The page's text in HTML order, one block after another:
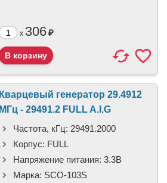
x 306₽
Кварцевый генератор 29.4912
МГц - 29491.2 FULL A.I.G
Частота, кГц: 29491.2000
Корпус: FULL
Напряжение питания: 3.3В
Марка: SCO-103S